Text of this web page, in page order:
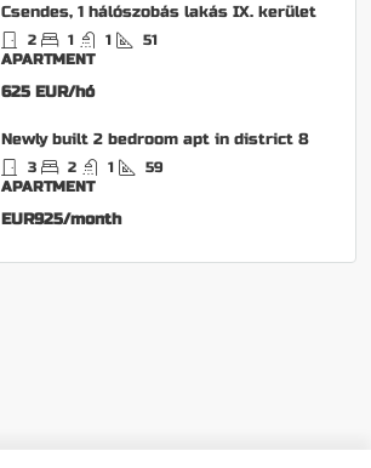
Csendes, 1 hálószobás lakás IX. kerület
2 1 1
51
APARTMENT
625 EUR/hó
Newly built 2 bedroom apt in district 8
3 2 1
59
APARTMENT
EUR925/month